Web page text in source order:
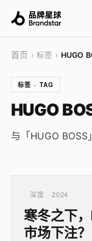
首页 › 标签 › HUGO
标签 · TAG
HUGO
与「HUGO BOSS
深度 · 2024
寒冬之下
市场下注？